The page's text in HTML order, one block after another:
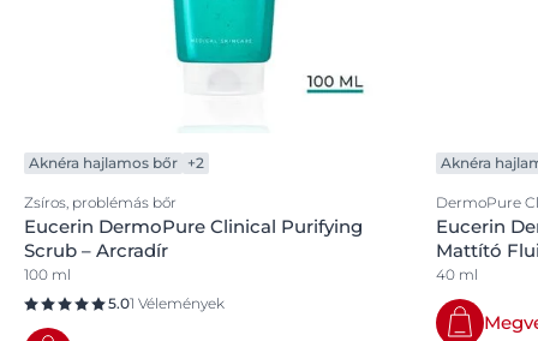
Aknéra hajlamos bőr +2
Zsíros, problémás bőr
Eucerin DermoPure Clinical Purifying
Scrub – Arcradír
100 ml
5.01 Vélemények
Aknéra
DermoPure
Eucerin
Mattító
40 ml